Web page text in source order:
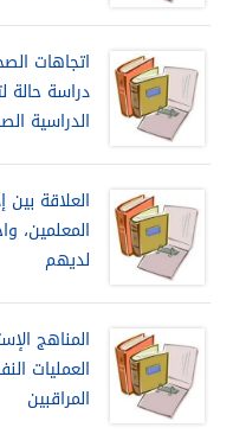
اتجاهات
دراسة حالة
الدراسية
العلاقة
المعلمين،
لديهم
المناهج
العمليات
المراقبين